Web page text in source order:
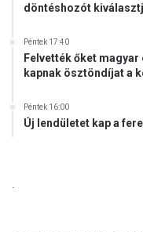
döntéshozót
Péntek 17:40
Felvették őket
kapnak ösztöndíjat a
Péntek 16:00
Új lendületet kap a